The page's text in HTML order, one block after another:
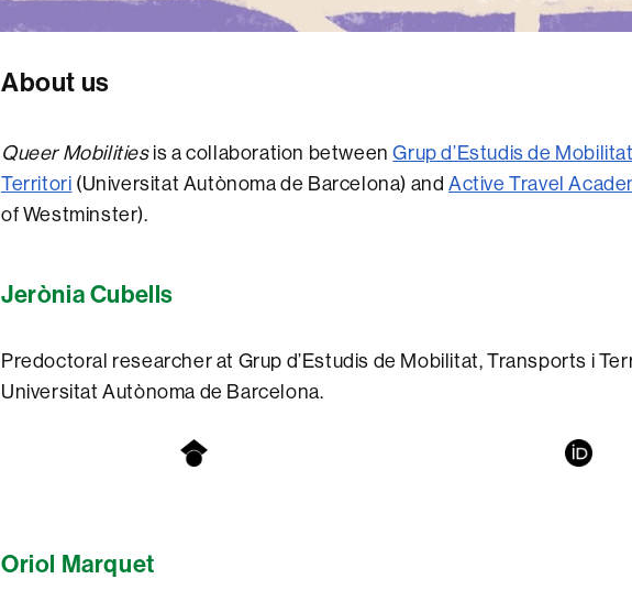
About us
Queer Mobilitiesis a collaboration betweenGrup d’Estudis de
Territori (Universitat Autònoma de Barcelona) andActive Travel
of Westminster).
Jerònia Cubells
Predoctoral researcher at Grup d’Estudis de Mobilitat, Transports i
Universitat Autònoma de Barcelona.
Oriol Marquet